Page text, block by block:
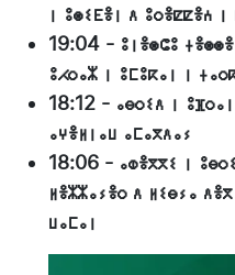
ⵏ ⵓⵙⵉⴹⴻⵏ ⴷ ⵓⵔⴻⵇⵇⴻⵄ ⵏ
19:04 - ⵓⵏⴻⵙⵛⵓ
ⵓⵃⵔⴰⵣ ⵏ ⵓⵎⵓⴽⴰⵏ ⵏ
18:12 - ⴰⴱⵔⵉⴷ ⵏ
ⴰⵖⴻⵍⵏⴰⵡ ⴰⵎⴰⴳⴷⴰⵢ
18:06 - ⴰⵀⴻⴳⴳⵉ ⵏ
ⵍⴻⵣⵣⴰⵢⴻⵔ ⴷ ⵍⵉⴱⵢⴰ
ⵡⴰⵎⴰⵏ